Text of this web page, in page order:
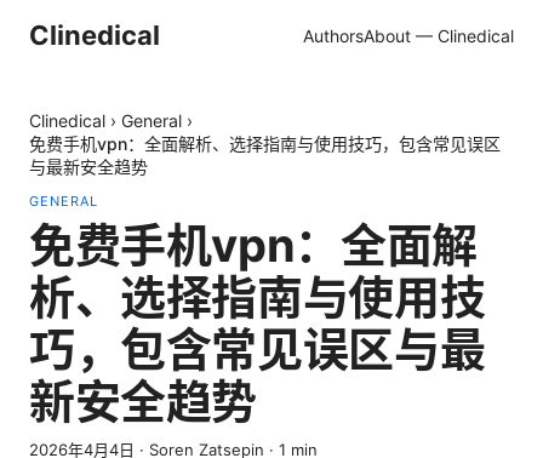
Clinedical AuthorsAbout — Clinedical
Clinedical › General ›
免费手机vpn：全面解析、选择指南与使用技巧，包含常见误区
与最新安全趋势
GENERAL
免费手机vpn：全面解
析、选择指南与使用技
巧，包含常见误区与最
新安全趋势
2026年4月4日 · Soren Zatsepin · 1 min